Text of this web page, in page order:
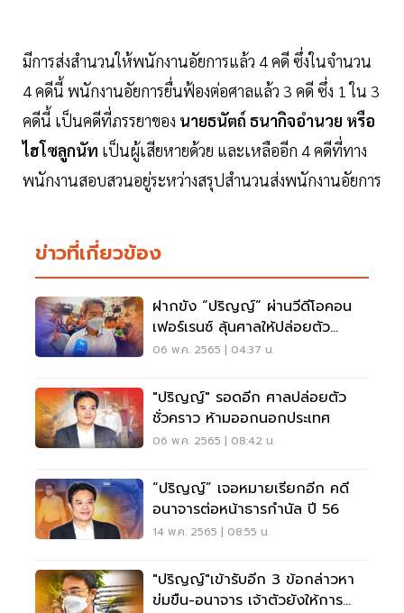
มีการส่งสำนวนให้พนักงานอัยการแล้ว 4 คดี ซึ่งในจำนวน
4 คดีนี้ พนักงานอัยการยื่นฟ้องต่อศาลแล้ว 3 คดี ซึ่ง 1 ใน 3
คดีนี้ เป็นคดีที่ภรรยาของ นายธนัตถ์ ธนากิจอำนวย หรือ
ไฮโซลูกนัท เป็นผู้เสียหายด้วย และเหลืออีก 4 คดีที่ทาง
พนักงานสอบสวนอยู่ระหว่างสรุปสำนวนส่งพนักงานอัยการ
ข่าวที่เกี่ยวข้อง
ฝากขัง “ปริญญ์” ผ่านวีดีโอคอน
เฟอร์เรนซ์ ลุ้นศาลให้ปล่อยตัว
ชั่วคราวหรือไม่
06 พ.ค. 2565 | 04:37 น.
"ปริญญ์" รอดอีก ศาลปล่อยตัว
ชั่วคราว ห้ามออกนอกประเทศ
06 พ.ค. 2565 | 08:42 น.
“ปริญญ์” เจอหมายเรียกอีก คดี
อนาจารต่อหน้าธารกำนัล ปี 56
14 พ.ค. 2565 | 08:55 น.
"ปริญญ์"เข้ารับอีก 3 ข้อกล่าวหา
ข่มขืน-อนาจาร เจ้าตัวยังให้การ